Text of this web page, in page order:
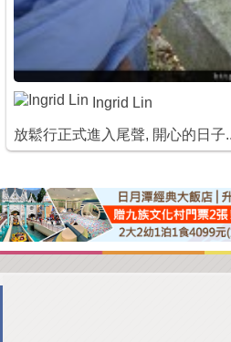
Ingrid Lin
放鬆行正式進入尾聲, 開心的日子